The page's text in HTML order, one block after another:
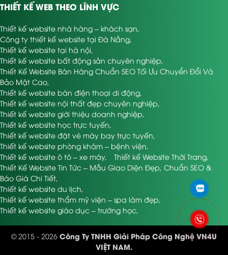
THIẾT KẾ WEB THEO LĨNH VỰC
Thiết kế website nhà hàng – khách sạn,
Công ty thiết kế website tại Đà Nẵng,
Thiết kế website tại hà nội,
Thiết kế website bất động sản chuyên nghiệp,
Thiết Kế Website Bán Hàng Chuẩn SEO Tối Ưu Chuyển Đổi Và
Bảo Mật Cao,
Thiết kế website bán điện thoại di động,
Thiết kế website nội thất đẹp chuyên nghiệp,
Thiết kế website giới thiệu doanh nghiệp,
Thiết kế website học trực tuyến,
Thiết kế website đặt vé máy bay trực tuyến,
Thiết kế website phòng khám – bệnh viện,
Thiết kế website ô tô – xe máy, Thiết kế Website Thời Trang,
Thiết Kế Website Tin Tức – Mẫu Giao Diện Đẹp, Chuẩn SEO &
Báo Giá Chi Tiết,
Thiết kế website du lịch,
Thiết kế website thẩm mỹ viện – spa làm đẹp,
Thiết kế website giáo dục – trường học,
© 2015 - 2026 Công Ty TNHH Giải Pháp Công Nghệ VN4U
VIỆT NAM.